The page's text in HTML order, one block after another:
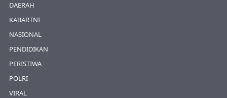
DAERAH
KABARTNI
NASIONAL
PENDIDIKAN
PERISTIWA
POLRI
VIRAL